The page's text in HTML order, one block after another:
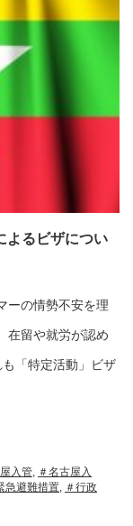
よるビザについ
ーの情勢不安を理
在留や就労が認め
「特定活動」ビザ
入管, ＃名古屋入
急避難措置, ＃行政